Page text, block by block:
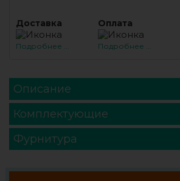
Доставка
Подробнее ...
Оплата
Подробнее ...
Описание
Комплектующие
Фурнитура